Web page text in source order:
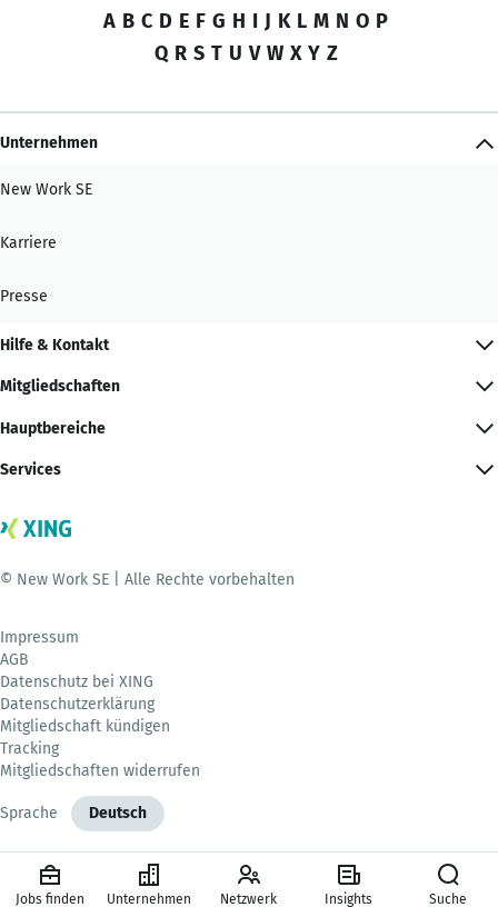
A B C D E F G H I J K L M N O P
Q R S T U V W X Y Z
Unternehmen
New Work SE
Karriere
Presse
Hilfe & Kontakt
Mitgliedschaften
Hauptbereiche
Services
© New Work SE | Alle Rechte vorbehalten
Impressum
AGB
Datenschutz bei XING
Datenschutzerklärung
Mitgliedschaft kündigen
Tracking
Mitgliedschaften widerrufen
Sprache Deutsch
Jobs finden Unternehmen Netzwerk Insights Suche